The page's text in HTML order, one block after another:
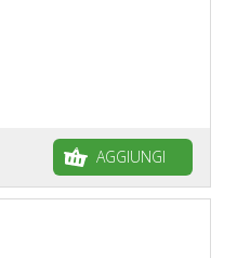
AGGIUNGI